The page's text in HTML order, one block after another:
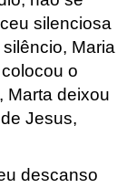
silenciosa
Maria
o
Marta deixou
Jesus,
descanso